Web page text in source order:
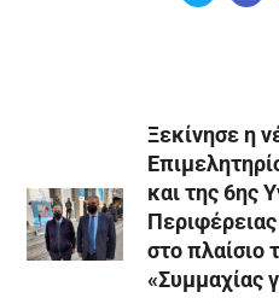
Ξεκίνησε η
και της 6ης
στο πλαίσιο
«Συμμαχίας